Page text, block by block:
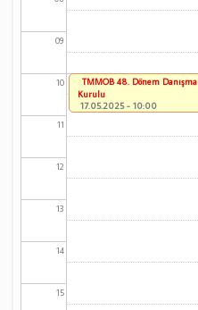
09
10
11
12
13
14
15
TMMOB 48. Dönem Danışma
Kurulu
17.05.2025 - 10:00